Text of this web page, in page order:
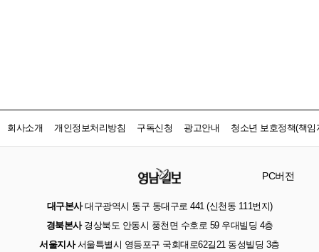
회사소개 개인정보처리방침 구독신청 광고안내 청소년 보호정책(책임
PC버전
대구본사대구광역시 동구 동대구로 441 (신천동 111번지)
경북본사경상북도 안동시 풍천면 수호로 59 우대빌딩 4층
서울지사서울특별시 영등포구 국회대로62길21 동성빌딩 3층